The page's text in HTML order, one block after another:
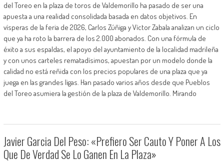
del Toreo en la plaza de toros de Valdemorillo ha pasado de ser una
apuesta a una realidad consolidada basada en datos objetivos. En
vísperas de la feria de 2026, Carlos Zúñiga y Víctor Zabala analizan un ciclo
que ya ha roto la barrera de los 2.000 abonados. Con una fórmula de
éxito a sus espaldas, el apoyo del ayuntamiento de la localidad madrileña
y con unos carteles rematadísimos, apuestan por un modelo donde la
calidad no está reñida con los precios populares de una plaza que ya
juega en las grandes ligas. Han pasado varios años desde que Pueblos
del Toreo asumiera la gestión de la plaza de Valdemorillo. Mirando
Javier Garcia Del Peso: «Prefiero Ser Cauto Y Poner A Los
Que De Verdad Se Lo Ganen En La Plaza»